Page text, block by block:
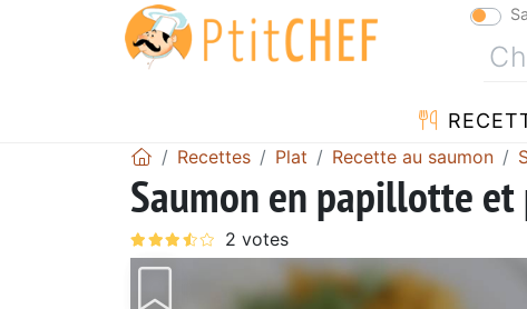
Recettes Plat Recette au saumon
Saumon en papillotte